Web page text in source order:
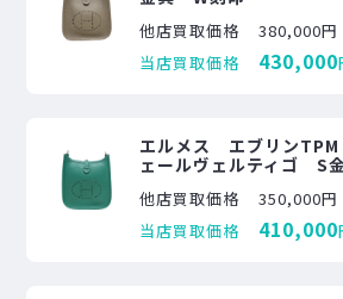
他店買取価格
380,000円
当店買取価格
430,000
エルメス エブリン
ェールヴェルティゴ S
他店買取価格
350,000円
当店買取価格
410,000